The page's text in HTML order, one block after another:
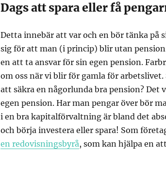
Dags att spara eller få
Detta innebär att var och en bör tänka på
sig för att man (i princip) blir utan
en att ta ansvar för sin egen pension.
om oss när vi blir för gamla för arbetslivet.
att säkra en någorlunda bra pension? Det
egen pension. Har man pengar över bör
i en bra kapitalförvaltning är bland det
och börja investera eller spara! Som
en redovisningsbyrå, som kan hjälpa en